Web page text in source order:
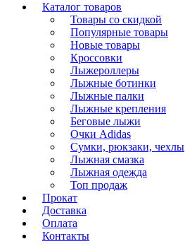
Каталог товаров
Товары со скидкой
Популярные товары
Новые товары
Кроссовки
Лыжероллеры
Лыжные ботинки
Лыжные палки
Лыжные крепления
Беговые лыжи
Очки Adidas
Сумки, рюкзаки, чехлы
Лыжная смазка
Лыжная одежда
Топ продаж
Прокат
Доставка
Оплата
Контакты